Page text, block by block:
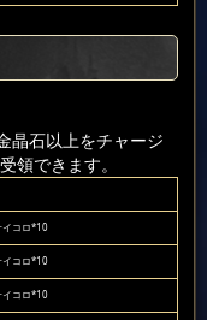
晶石以上をチャージ
領できます。
イコロ*10
イコロ*10
イコロ*10